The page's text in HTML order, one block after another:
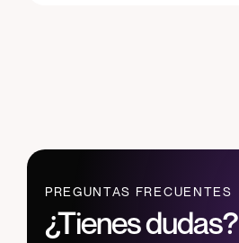
PREGUNTAS FRECUENTES
¿Tienes dudas?